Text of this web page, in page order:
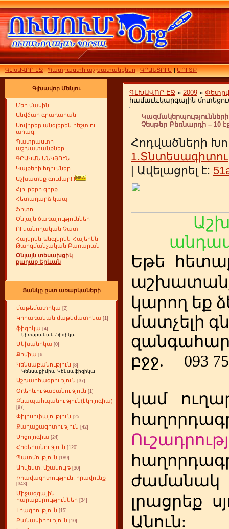
ԳԼԽԱՎՈՐ ԷՋ|Պատրաստի աշխատանքներ|ԳՐԱՆՑՈՒՄ|ՄՈՒՏՔ
Գլխավոր Մենյու
Մեր մասին
Անվճար գրադարան
Սովորեք անգլերեն հեշտ ու
արագ
Պատրաստի
աշխատանքներ
ԳՐԱԿԱՆ ԱՆԿՅՈՒՆ
Կայքերի հղումներ
Աշխատեք գումար!!!
Հյուրերի գիրք
Հետադարձ կապ
Ֆոտո
Օնլայն ծառայություններ
ՈՒսանողական Չատ
Հայերեն-Անգլերեն-Հայերեն
Թարգմանչական Բառարան
Օնլայն տեսախցիկ
քաղաք Երևան
Ցանկը ըստ առարկաների
մաթեմատիկա [2]
Կիրառական մաթեմատիկա [1]
ֆիզիկա [4]
կիռարական ֆիզիկա
Մեխանիկա [0]
Քիմիա [6]
Կենսաբանություն [8]
Կենսաքիմիա Կենսաֆիզիկա
Աշխարհագրություն [37]
Օդերևութաբանություն [1]
Բնապահպանություն(էկոլոգիա)
[97]
Փիլիսոփայություն [25]
Քաղաքագիտություն [42]
Սոցոլոգիա [24]
Հոգեբանություն [120]
Պատմություն [189]
Արվեստ, մշակույթ [30]
Իրավագիտություն, իրավունք
[343]
Միջազգային
հարաբերություններ [34]
Լրագրություն [15]
Բանասիրություն [10]
ԳԼԽԱՎՈՐ ԷՋ » 2009 »
համաւևկարգային
Չեսթեր Բեռնարդի – 10
Հոդվածների
| Ավելացրել է:
Եթե հ
կարող եք
մատչելի
բջջ.
093
կամ
ժամանակ
լրացրեք
Անուն: